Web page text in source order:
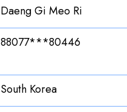
Daeng Gi Meo Ri
88077***80446
South Korea